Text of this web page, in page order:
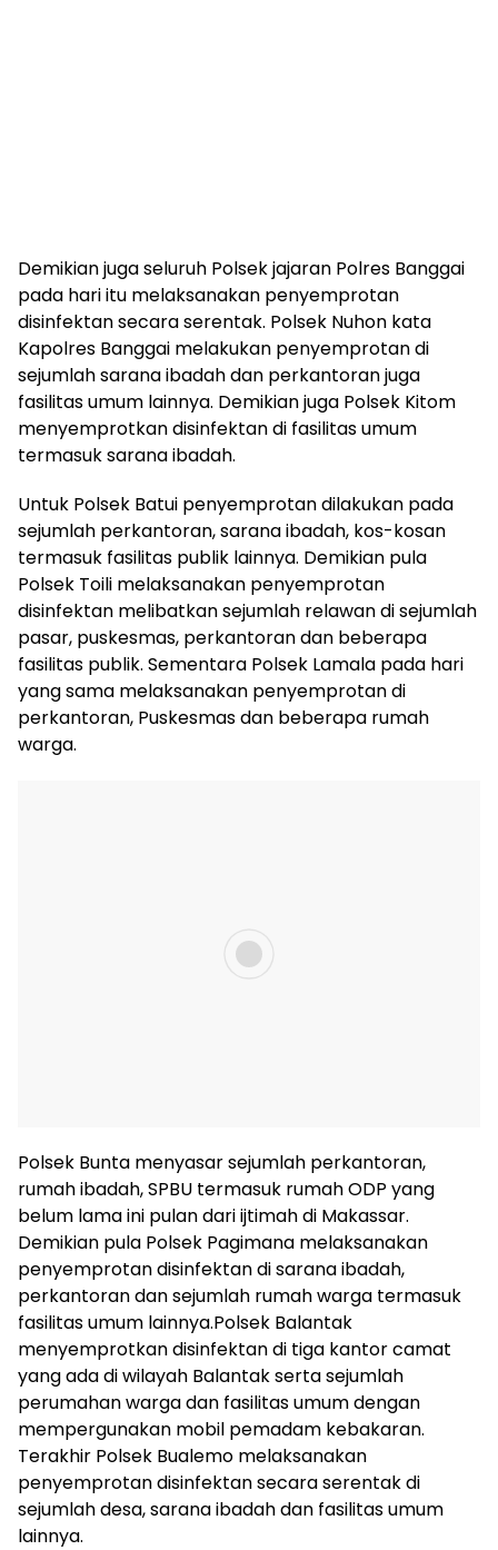
Demikian juga seluruh Polsek jajaran Polres Banggai
pada hari itu melaksanakan penyemprotan
disinfektan secara serentak. Polsek Nuhon kata
Kapolres Banggai melakukan penyemprotan di
sejumlah sarana ibadah dan perkantoran juga
fasilitas umum lainnya. Demikian juga Polsek Kitom
menyemprotkan disinfektan di fasilitas umum
termasuk sarana ibadah.
Untuk Polsek Batui penyemprotan dilakukan pada
sejumlah perkantoran, sarana ibadah, kos-kosan
termasuk fasilitas publik lainnya. Demikian pula
Polsek Toili melaksanakan penyemprotan
disinfektan melibatkan sejumlah relawan di sejumlah
pasar, puskesmas, perkantoran dan beberapa
fasilitas publik. Sementara Polsek Lamala pada hari
yang sama melaksanakan penyemprotan di
perkantoran, Puskesmas dan beberapa rumah
warga.
Polsek Bunta menyasar sejumlah perkantoran,
rumah ibadah, SPBU termasuk rumah ODP yang
belum lama ini pulan dari ijtimah di Makassar.
Demikian pula Polsek Pagimana melaksanakan
penyemprotan disinfektan di sarana ibadah,
perkantoran dan sejumlah rumah warga termasuk
fasilitas umum lainnya.Polsek Balantak
menyemprotkan disinfektan di tiga kantor camat
yang ada di wilayah Balantak serta sejumlah
perumahan warga dan fasilitas umum dengan
mempergunakan mobil pemadam kebakaran.
Terakhir Polsek Bualemo melaksanakan
penyemprotan disinfektan secara serentak di
sejumlah desa, sarana ibadah dan fasilitas umum
lainnya.